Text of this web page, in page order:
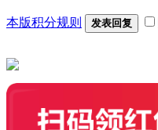
本版积分规则 发表回复